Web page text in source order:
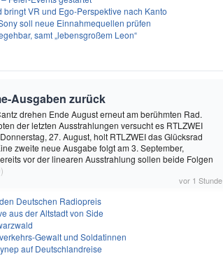
VR und Ego-Perspektive nach Kanto
soll neue Einnahmequellen prüfen
samt „lebensgroßem Leon“
Ausgaben zurück
drehen Ende August erneut am berühmten Rad.
der letzten Ausstrahlungen versucht es RTLZWEI
27. August, holt RTLZWEI das Glücksrad
zweite neue Ausgabe folgt am 3. September,
vor der linearen Ausstrahlung sollen beide Folgen
vor 1 Stunde
Deutschen Radiopreis
aus der Altstadt von Side
Gewalt und Soldatinnen
auf Deutschlandreise